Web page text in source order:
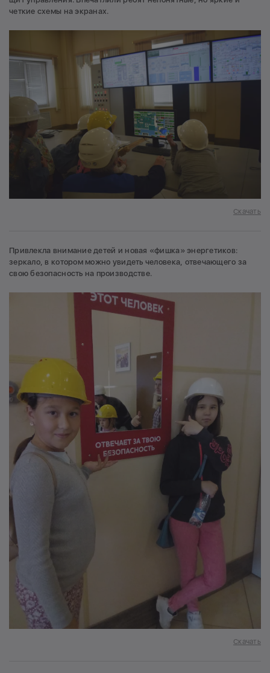
четкие схемы на экранах.
Скачать
Привлекла внимание детей и новая «фишка» энергетиков:
зеркало, в котором можно увидеть человека, отвечающего за
свою безопасность на производстве.
Скачать